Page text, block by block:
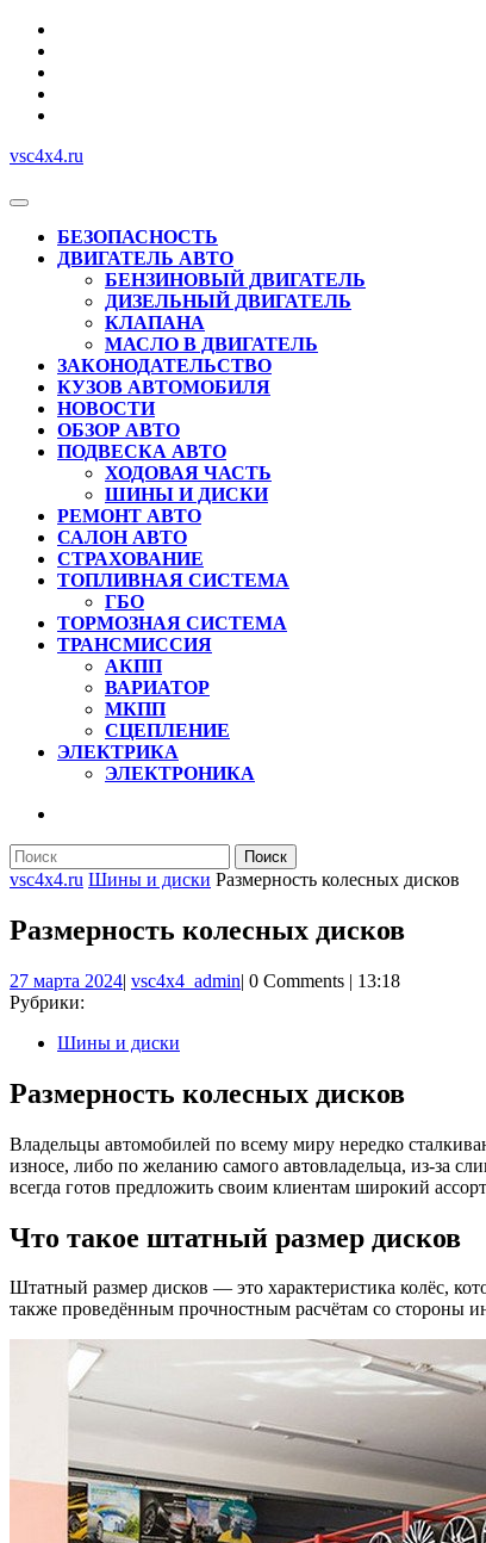
Перейти
содержимому
vsc4x4.ru
Кнопка
ОткрытьБЕЗОПАСНОСТЬ
ДВИГАТЕЛЬ АВТО
БЕНЗИНОВЫЙ ДВИГАТЕЛЬ
ДИЗЕЛЬНЫЙ ДВИГАТЕЛЬ
КЛАПАНА
МАСЛО В ДВИГАТЕЛЬ
ЗАКОНОДАТЕЛЬСТВО
КУЗОВ АВТОМОБИЛЯ
НОВОСТИ
ОБЗОР АВТО
ПОДВЕСКА АВТО
ХОДОВАЯ ЧАСТЬ
ШИНЫ И ДИСКИ
РЕМОНТ АВТО
САЛОН АВТО
СТРАХОВАНИЕ
ТОПЛИВНАЯ СИСТЕМА
ГБО
ТОРМОЗНАЯ СИСТЕМА
ТРАНСМИССИЯ
АКПП
ВАРИАТОР
МКПП
СЦЕПЛЕНИЕ
ЭЛЕКТРИКА
ЭЛЕКТРОНИКА
КНОПКА
Найти:
vsc4x4.ru Шины и диски Размерность колесных дисков
Размерность колесных дисков
27 марта 202427
| vsc4x4_adminvsc4x4_admin
| 0 Comments | 13:18
Рубрики:
Шины и диски
Размерность колесных дисков
Владельцы автомобилей по всему миру нередко
износе, либо по желанию самого автовладельца, из-за
всегда готов предложить своим клиентам широкий
Что такое штатный размер дисков
Штатный размер дисков — это характеристика колёс,
также проведённым прочностным расчётам со стороны